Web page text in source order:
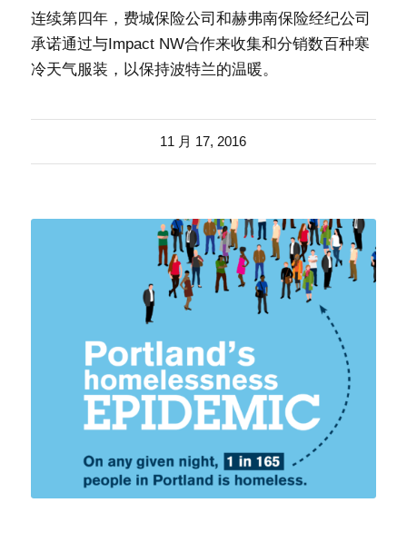
连续第四年，费城保险公司和赫弗南保险经纪公司
承诺通过与Impact NW合作来收集和分销数百种寒
冷天气服装，以保持波特兰的温暖。
11 月 17, 2016